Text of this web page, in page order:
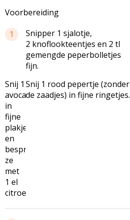
Voorbereiding
1
Snipper 1 sjalotje,
2 knoflookteentjes en 2 tl
gemengde peperbolletjes
fijn.
Snij 1
avocado
in
fijne
plakjes
en
besprenkel
ze
met
1 el
citroensap.
Snij 1 rood pepertje (zonder
de zaadjes) in fijne ringetjes.